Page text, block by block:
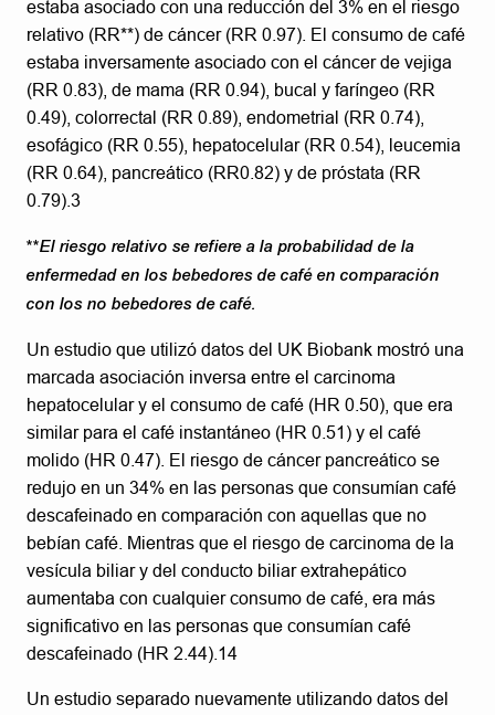
estaba asociado con una reducción del 3% en el riesgo
relativo (RR**) de cáncer (RR 0.97). El consumo de café
estaba inversamente asociado con el cáncer de vejiga
(RR 0.83), de mama (RR 0.94), bucal y faríngeo (RR
0.49), colorrectal (RR 0.89), endometrial (RR 0.74),
esofágico (RR 0.55), hepatocelular (RR 0.54), leucemia
(RR 0.64), pancreático (RR0.82) y de próstata (RR
0.79).3
**El riesgo relativo se refiere a la probabilidad de la
enfermedad en los bebedores de café en comparación
con los no bebedores de café.
Un estudio que utilizó datos del UK Biobank mostró una
marcada asociación inversa entre el carcinoma
hepatocelular y el consumo de café (HR 0.50), que era
similar para el café instantáneo (HR 0.51) y el café
molido (HR 0.47). El riesgo de cáncer pancreático se
redujo en un 34% en las personas que consumían café
descafeinado en comparación con aquellas que no
bebían café. Mientras que el riesgo de carcinoma de la
vesícula biliar y del conducto biliar extrahepático
aumentaba con cualquier consumo de café, era más
significativo en las personas que consumían café
descafeinado (HR 2.44).14
Un estudio separado nuevamente utilizando datos del